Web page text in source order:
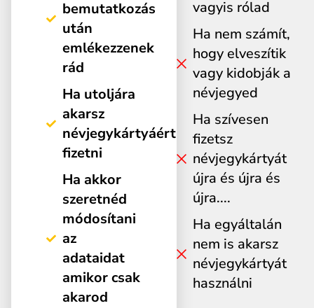
bemutatkozás
után
emlékezzenek
rád
Ha utoljára
akarsz
névjegykártyáért
fizetni
Ha akkor
szeretnéd
módosítani
az
adataidat
amikor csak
akarod
vagyis rólad
Ha nem számít,
hogy elveszítik
vagy kidobják a
névjegyed
Ha szívesen
fizetsz
névjegykártyát
újra és újra és
újra....
Ha egyáltalán
nem is akarsz
névjegykártyát
használni